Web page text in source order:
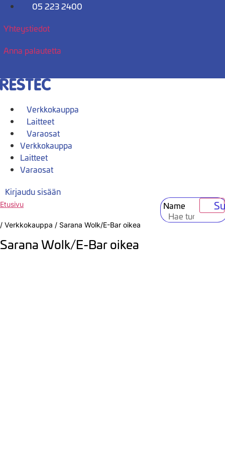
Mene
05 223 2400
Yhteystiedot
Anna palautetta
Verkkokauppa
Laitteet
Varaosat
Verkkokauppa
Laitteet
Varaosat
Kirjaudu sisään
Name
Etusivu
/ Verkkokauppa / Sarana Wolk/E-Bar oikea
Sarana Wolk/E-Bar oikea